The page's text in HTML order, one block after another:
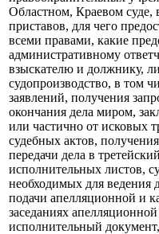
Областном, Краевом суде,
приставов, для чего
всеми правами, какие
административному
взыскателю и должнику,
судопроизводство, в том
заявлений, получения
окончания дела миром,
или частично от исковых
судебных актов,
передачи дела в
исполнительных листов,
необходимых для ведения
подачи апелляционной и
заседаниях
исполнительный